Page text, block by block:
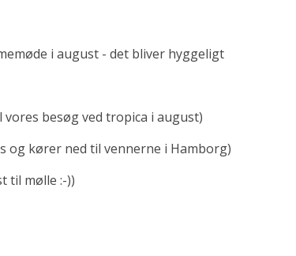
i august - det bliver hyggeligt
besøg ved tropica i august)
og kører ned til vennerne i Hamborg)
til mølle :-))